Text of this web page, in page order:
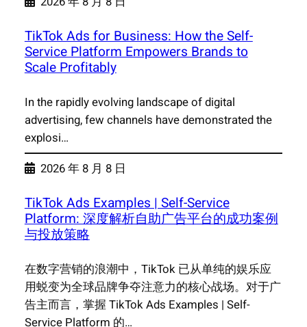
TikTok Ads for Business: How the Self-
Service Platform Empowers Brands to
Scale Profitably
In the rapidly evolving landscape of digital
advertising, few channels have demonstrated the
explosi…
2026 年 8 月 8 日
TikTok Ads Examples | Self-Service
Platform: 深度解析自助广告平台的成功案例
与投放策略
在数字营销的浪潮中，TikTok 已从单纯的娱乐应
用蜕变为全球品牌争夺注意力的核心战场。对于广
告主而言，掌握 TikTok Ads Examples | Self-
Service Platform 的…